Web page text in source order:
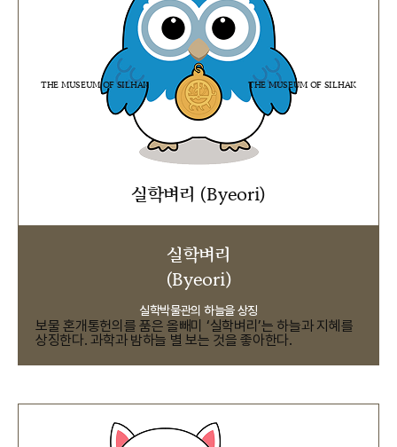
THE MUSEUM OF SILHAK THE MUSEUM OF SILHAK
실학벼리 (Byeori)
실학벼리
(Byeori)
실학박물관의 하늘을 상징
보물 혼개통헌의를 품은 올빼미 ‘실학벼리’는 하늘과 지혜를
상징한다. 과학과 밤하늘 별 보는 것을 좋아한다.